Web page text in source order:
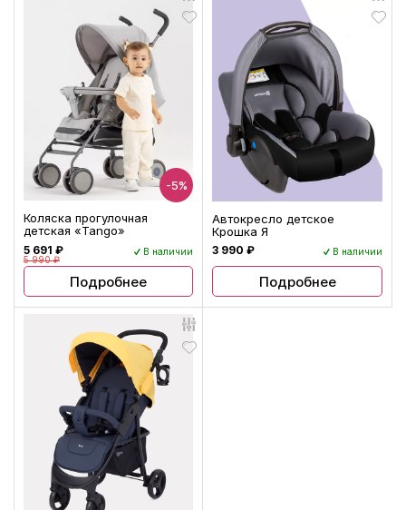
-5%
Коляска прогулочная
детская «Tango»
5 691 ₽
5 990 ₽
В наличии
Подробнее
Автокресло детское
Крошка Я
3 990 ₽ В наличии
Подробнее